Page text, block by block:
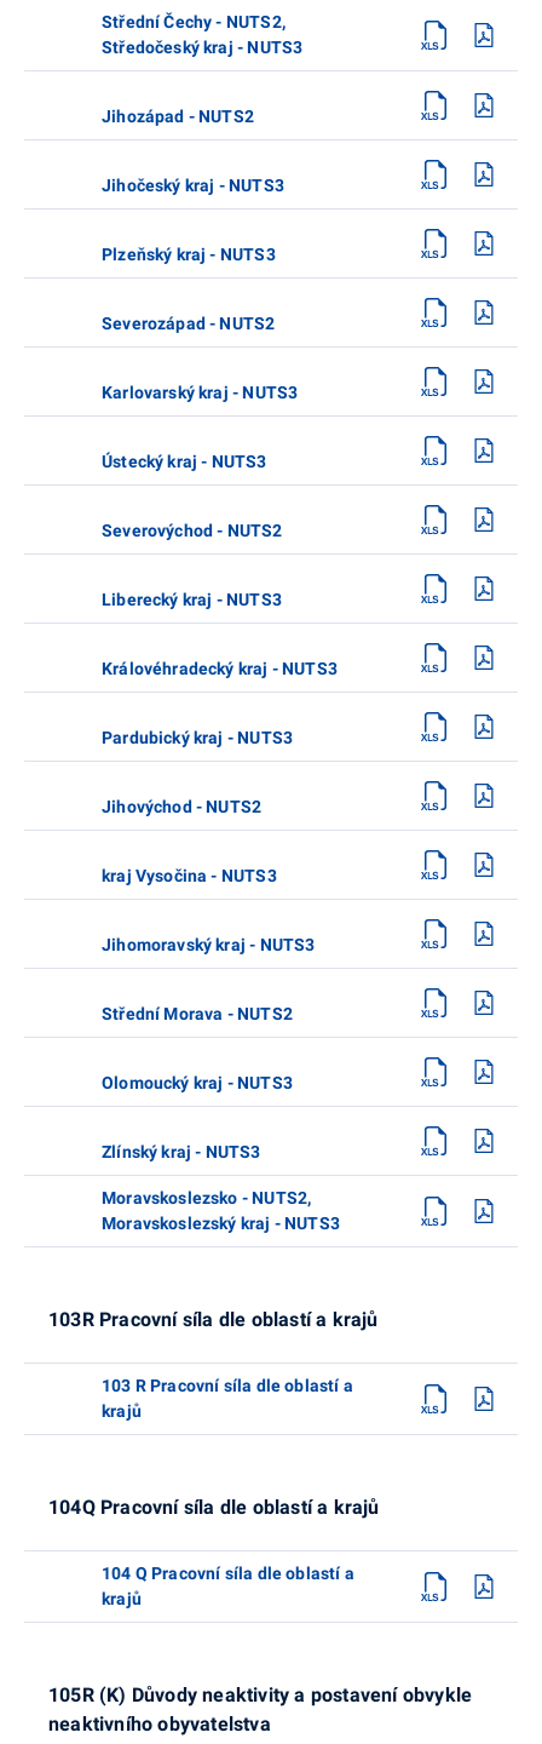
Střední Čechy - NUTS2,
Středočeský kraj - NUTS3
Jihozápad - NUTS2
Jihočeský kraj - NUTS3
Plzeňský kraj - NUTS3
Severozápad - NUTS2
Karlovarský kraj - NUTS3
Ústecký kraj - NUTS3
Severovýchod - NUTS2
Liberecký kraj - NUTS3
Královéhradecký kraj - NUTS3
Pardubický kraj - NUTS3
Jihovýchod - NUTS2
kraj Vysočina - NUTS3
Jihomoravský kraj - NUTS3
Střední Morava - NUTS2
Olomoucký kraj - NUTS3
Zlínský kraj - NUTS3
Moravskoslezsko - NUTS2,
Moravskoslezský kraj - NUTS3
103R Pracovní síla dle oblastí a krajů
103 R Pracovní síla dle oblastí a
krajů
104Q Pracovní síla dle oblastí a krajů
104 Q Pracovní síla dle oblastí a
krajů
105R (K) Důvody neaktivity a postavení obvykle
neaktivního obyvatelstva